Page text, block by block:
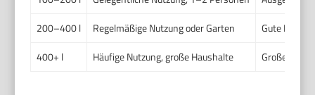
200–400 l
Regelmäßige Nutzung oder Garten
Gute
400+ l
Häufige Nutzung, große Haushalte Große